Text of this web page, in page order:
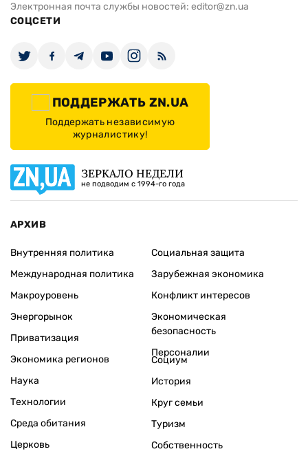
Электронная почта службы новостей: editor@zn.ua
СОЦСЕТИ
ПОДДЕРЖАТЬ ZN.UA
Поддержать независимую
журналистику!
ЗЕРКАЛО НЕДЕЛИ
не подводим с 1994-го года
АРХИВ
Внутренняя политика
Международная политика
Макроуровень
Энергорынок
Приватизация
Экономика регионов
Социальная защита
Зарубежная экономика
Конфликт интересов
Экономическая
безопасность
Персоналии
Наука
Технологии
Среда обитания
Церковь
Социум
История
Круг семьи
Туризм
Собственность